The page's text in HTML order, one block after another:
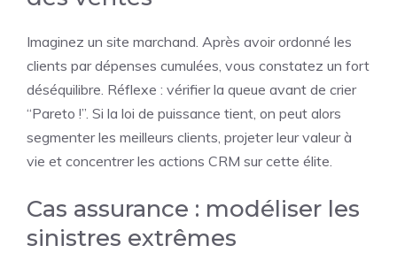
Imaginez un site marchand. Après avoir ordonné les
clients par dépenses cumulées, vous constatez un fort
déséquilibre. Réflexe : vérifier la queue avant de crier
“Pareto !”. Si la loi de puissance tient, on peut alors
segmenter les meilleurs clients, projeter leur valeur à
vie et concentrer les actions CRM sur cette élite.
Cas assurance : modéliser les
sinistres extrêmes